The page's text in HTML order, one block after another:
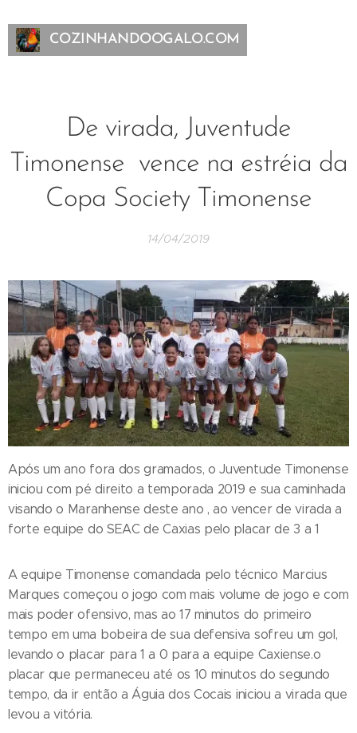
COZINHANDOOGALO.COM
De virada, Juventude
Timonense vence na estréia da
Copa Society Timonense
14/04/2019
Após um ano fora dos gramados, o Juventude Timonense
iniciou com pé direito a temporada 2019 e sua caminhada
visando o Maranhense deste ano , ao vencer de virada a
forte equipe do SEAC de Caxias pelo placar de 3 a 1
A equipe Timonense comandada pelo técnico Marcius
Marques começou o jogo com mais volume de jogo e com
mais poder ofensivo, mas ao 17 minutos do primeiro
tempo em uma bobeira de sua defensiva sofreu um gol,
levando o placar para 1 a 0 para a equipe Caxiense.o
placar que permaneceu até os 10 minutos do segundo
tempo, da ir então a Águia dos Cocais iniciou a virada que
levou a vitória.